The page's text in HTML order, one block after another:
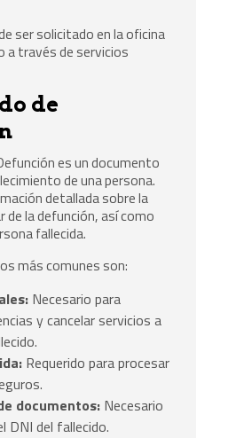
ser solicitado en la oficina
a través de servicios
de
es un documento
de una persona.
detallada sobre la
de la defunción, así como
fallecida.
más comunes son:
Necesario para
y cancelar servicios a
Requerido para procesar
documentos: Necesario
DNI del fallecido.